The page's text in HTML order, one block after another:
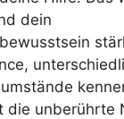
dein
die unberührte